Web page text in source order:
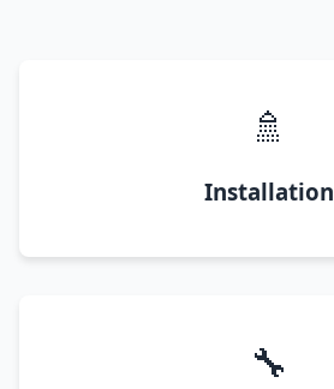
🚿
Installation
🔧